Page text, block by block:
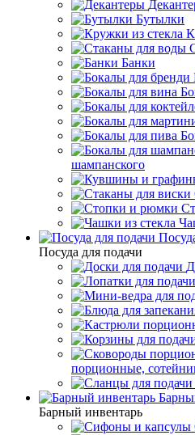
Бутылки
Банки
шампанского
Посуда для подачи
порционные,
Барный инвентарь